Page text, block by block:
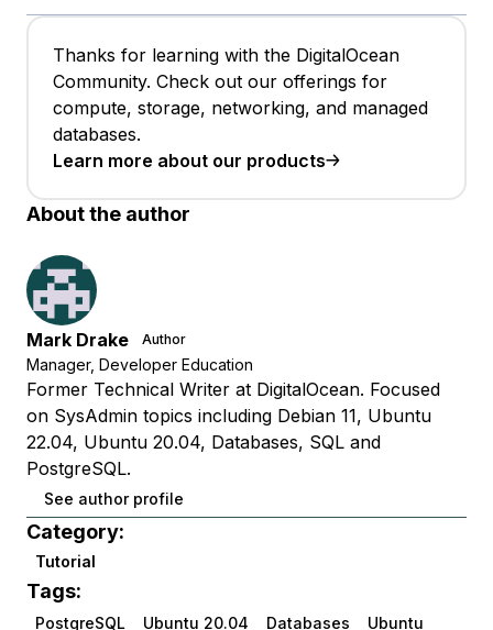
Thanks for learning with the DigitalOcean
Community. Check out our offerings for
compute, storage, networking, and managed
databases.
Learn more about our products
About the author
Mark Drake Author
Manager, Developer Education
Former Technical Writer at DigitalOcean. Focused
on SysAdmin topics including Debian 11, Ubuntu
22.04, Ubuntu 20.04, Databases, SQL and
PostgreSQL.
See author profile
Category:
Tutorial
Tags:
PostgreSQL Ubuntu 20.04 Databases Ubuntu